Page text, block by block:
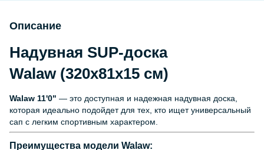
Описание
Надувная SUP-доска
Walaw (320x81x15 см)
Walaw 11'0" — это доступная и надежная надувная доска,
которая идеально подойдет для тех, кто ищет универсальный
сап с легким спортивным характером.
Преимущества модели Walaw: